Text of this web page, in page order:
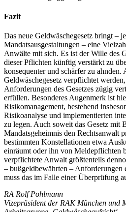
Fazit
Das neue Geldwäschegesetz bringt –
Mandatsausgestaltungen – eine
Anwälte mit sich. Es ist der Wille des
dieser Pflichten künftig verstärkt zu
konsequenter und schärfer zu
Geldwäschegesetz verpflichtet
Anforderungen des Gesetzes zügig
erfüllen. Besonderes Augenmerk ist
Risikomanagement, bestehend
Risikoanalyse und implementierten
zu legen. Auch soweit das Gesetz mit
Mandatsgeheimnis den Rechtsanwalt
bestimmten Konstellationen etwa
einräumt oder ihn von Meldepflichten
verpflichtete Anwalt größtenteils
– bußgeldbewährten – Anforderungen
muss das im Falle einer Überprüfung
RA Rolf Pohlmann
Vizepräsident der RAK München und